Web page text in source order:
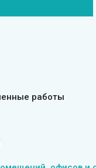
работы